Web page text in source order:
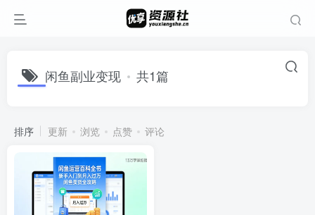
闲鱼副业变现 共1篇
排序 更新 浏览 点赞 评论